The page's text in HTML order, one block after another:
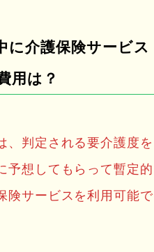
に介護保険サービス
用は？
、判定される要介護度を
予想してもらって暫定的
険サービスを利用可能で